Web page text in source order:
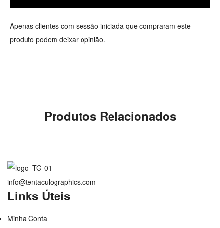
Apenas clientes com sessão iniciada que compraram este
produto podem deixar opinião.
Produtos Relacionados
info@tentaculographics.com
Links Úteis
Minha Conta